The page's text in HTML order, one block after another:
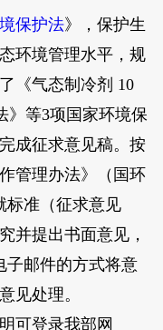
保护法》，保护生
环境管理水平，规
《气态制冷剂 10
》等3项国家环境保
成征求意见稿。按
管理办法》（国环
标准（征求意见
并提出书面意见，
子邮件的方式将意
见处理。
可登录我部网